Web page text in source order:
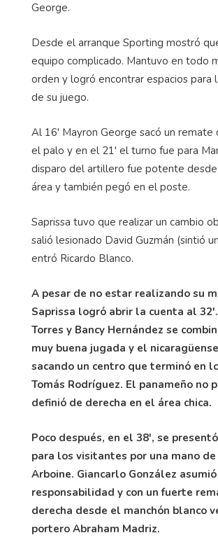
George.
Desde el arranque Sporting mostró
equipo complicado. Mantuvo en todo
orden y logró encontrar espacios para
de su juego.
Al 16' Mayron George sacó un remate
el palo y en el 21' el turno fue para
disparo del artillero fue potente
área y también pegó en el poste.
Saprissa tuvo que realizar un cambio
salió lesionado David Guzmán (sintió
entró Ricardo Blanco.
A pesar de no estar realizando su
Saprissa logró abrir la cuenta al
Torres y Bancy Hernández se
muy buena jugada y el
sacando un centro que terminó en
Tomás Rodríguez. El panameño no
definió de derecha en el área chica.
Poco después, en el 38', se
para los visitantes por una mano
Arboine. Giancarlo González
responsabilidad y con un fuerte
derecha desde el manchón blanco
portero Abraham Madriz.